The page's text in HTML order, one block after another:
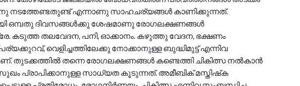
നടത്തേണ്ടതുണ്ട് എന്നാണു സാഹചര്യങ്ങള്‍ കാണിക്കുന്നത്.
ഒമ്പതു ദിവസങ്ങള്‍ക്കു ശേഷമാണു രോഗലക്ഷണങ്ങള്‍
കടുത്ത തലവേദന, പനി, ഓക്കാനം. കഴുത്തു വേദന, ഭക്ഷണം
വെളിച്ചത്തിലേക്കു നോക്കാനുള്ള ബുദ്ധിമുട്ട് എന്നിവ
തുടക്കത്തില്‍ തന്നെ രോഗലക്ഷണങ്ങള്‍ കണ്ടെത്തി ചികിത്സ നല്‍കാന്‍
പ്രാപിക്കാനുള്ള സാധ്യത കൂടുന്നത്. അമീബിക് മസ്തിഷ്‌ക